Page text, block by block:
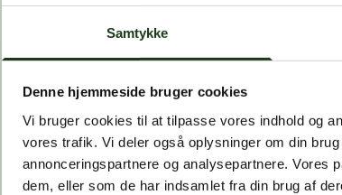
Samtykke
Denne hjemmeside bruger cookies
Vi bruger cookies til at tilpasse vores indhold og
vores trafik. Vi deler også oplysninger om din
annonceringspartnere og analysepartnere. Vores
dem, eller som de har indsamlet fra din brug af
Gå til